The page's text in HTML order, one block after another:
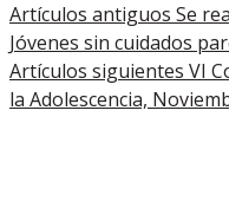
Artículos antiguos Se
Jóvenes sin cuidados
Artículos siguientes VI
la Adolescencia,